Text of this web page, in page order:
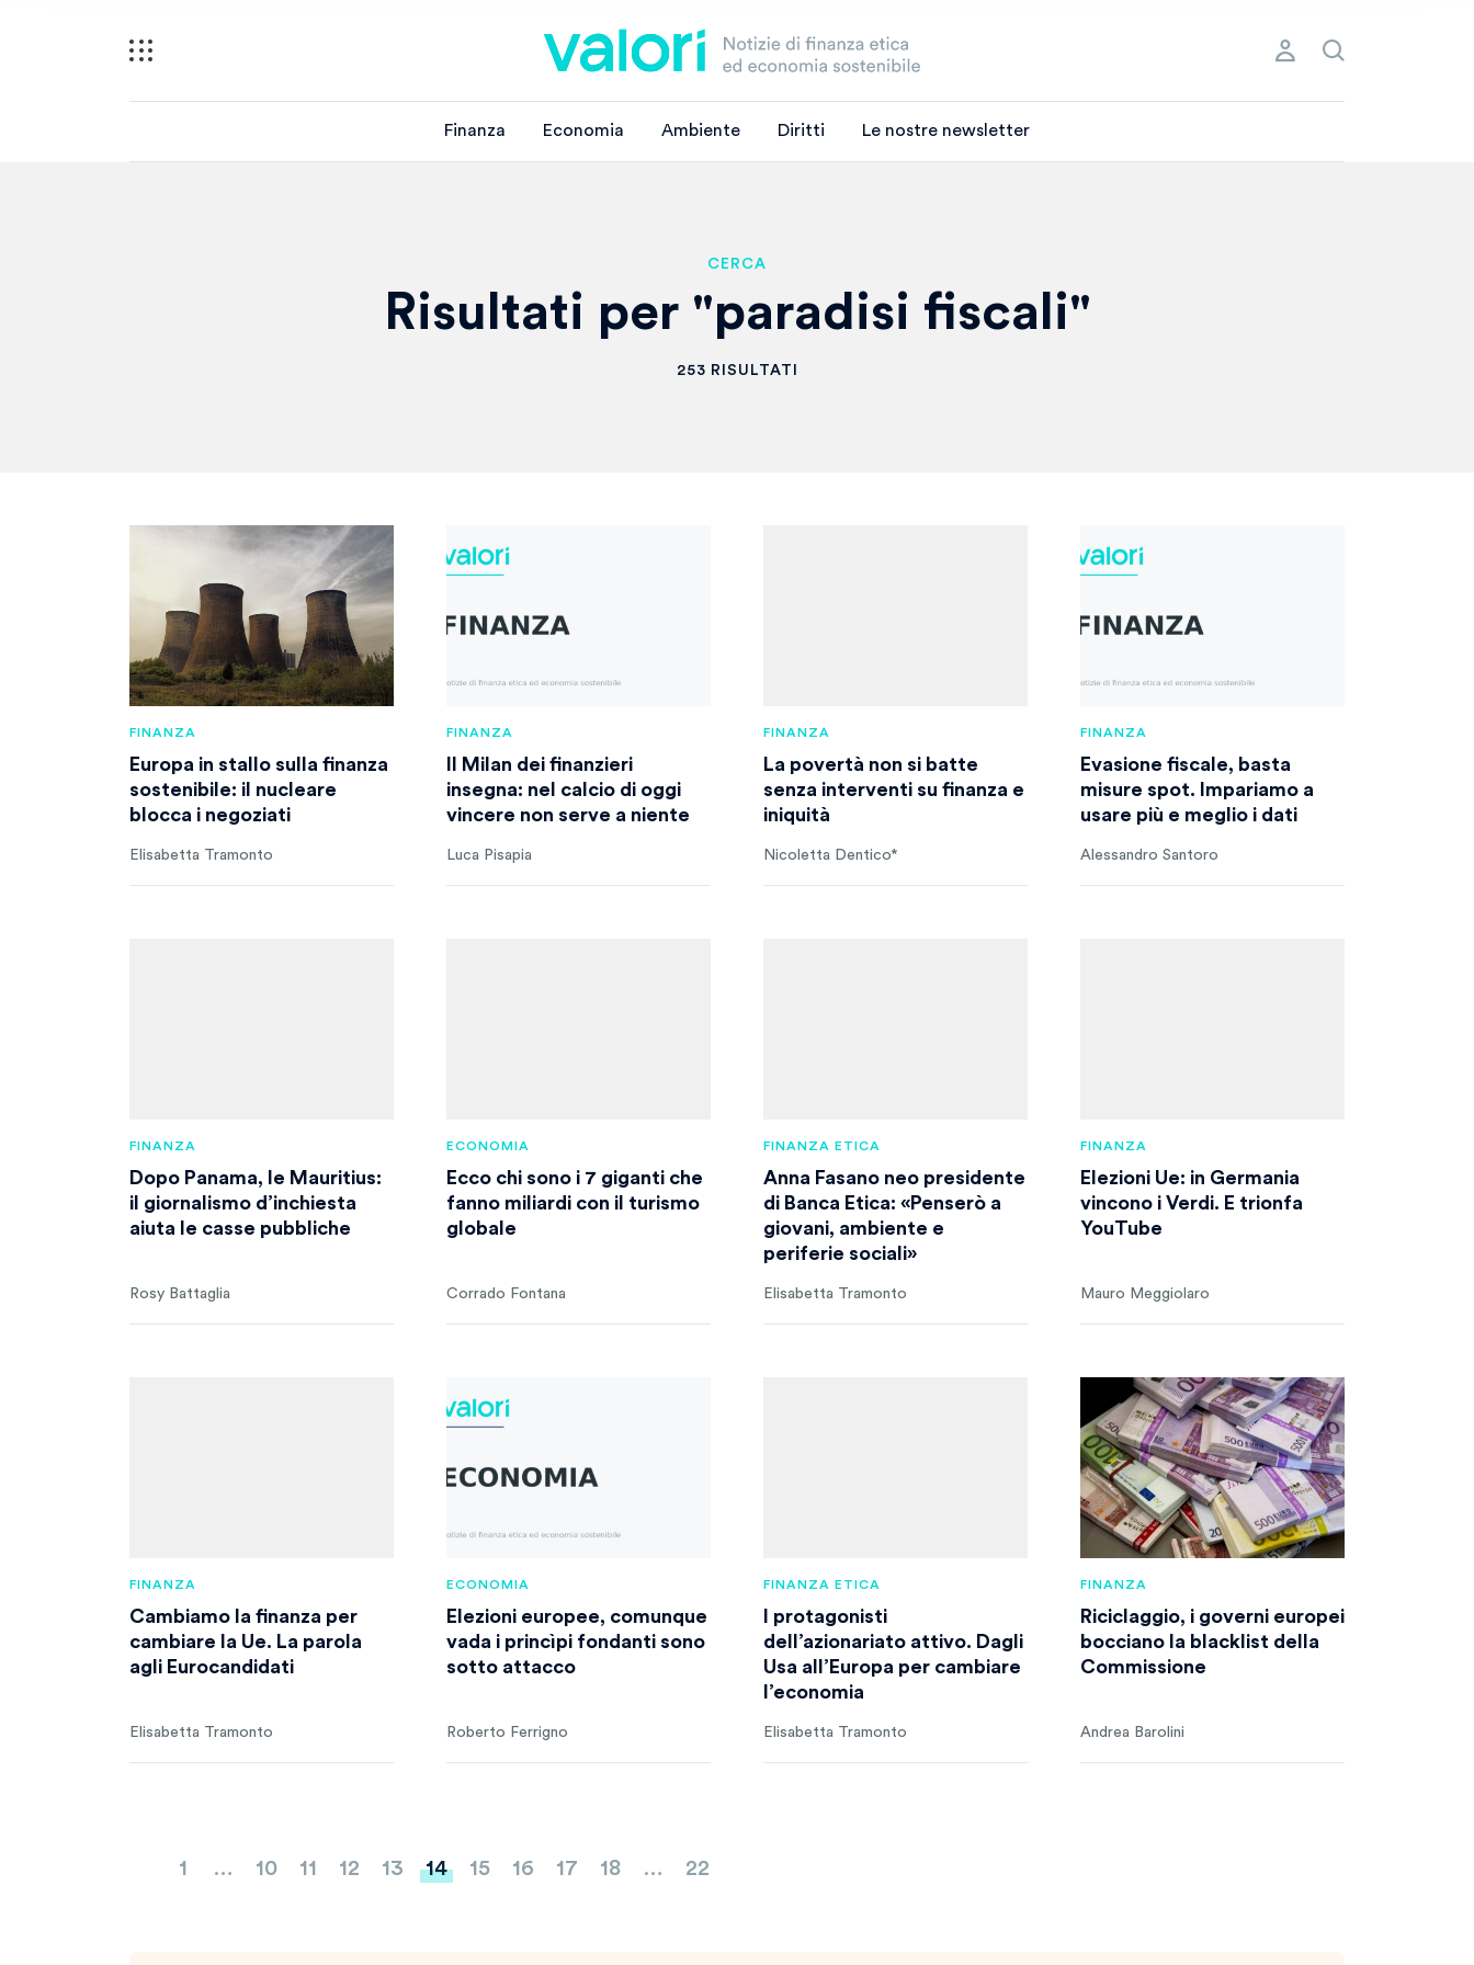
Finanza Economia Ambiente Diritti Le nostre newsletter
CERCA
Risultati per "paradisi fiscali"
253 RISULTATI
FINANZA
Europa in stallo sulla finanza
sostenibile: il nucleare
blocca i negoziati
Elisabetta Tramonto
FINANZA
Il Milan dei finanzieri
insegna: nel calcio di oggi
vincere non serve a niente
Luca Pisapia
FINANZA
La povertà non si batte
senza interventi su finanza e
iniquità
Nicoletta Dentico*
FINANZA
Evasione fiscale, basta
misure spot. Impariamo a
usare più e meglio i dati
Alessandro Santoro
FINANZA
Dopo Panama, le Mauritius:
il giornalismo d’inchiesta
aiuta le casse pubbliche
Rosy Battaglia
ECONOMIA
Ecco chi sono i 7 giganti che
fanno miliardi con il turismo
globale
Corrado Fontana
FINANZA ETICA
Anna Fasano neo presidente
di Banca Etica: «Penserò a
giovani, ambiente e
periferie sociali»
Elisabetta Tramonto
FINANZA
Elezioni Ue: in Germania
vincono i Verdi. E trionfa
YouTube
Mauro Meggiolaro
FINANZA
Cambiamo la finanza per
cambiare la Ue. La parola
agli Eurocandidati
Elisabetta Tramonto
ECONOMIA
Elezioni europee, comunque
vada i princìpi fondanti sono
sotto attacco
Roberto Ferrigno
FINANZA ETICA
I protagonisti
dell’azionariato attivo. Dagli
Usa all’Europa per cambiare
l’economia
Elisabetta Tramonto
FINANZA
Riciclaggio, i governi europei
bocciano la blacklist della
Commissione
Andrea Barolini
Paginazione
1 … 10 11 12 13 14 15 16 17 18 … 22